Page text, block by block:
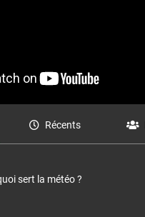
Récents
sert la météo ?